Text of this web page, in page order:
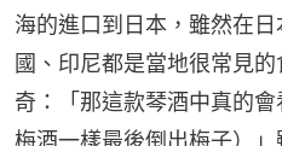
海的進口到日本，雖然在
國、印尼都是當地很常見
奇：「那這款琴酒中真的
梅酒一樣最後倒出梅子）